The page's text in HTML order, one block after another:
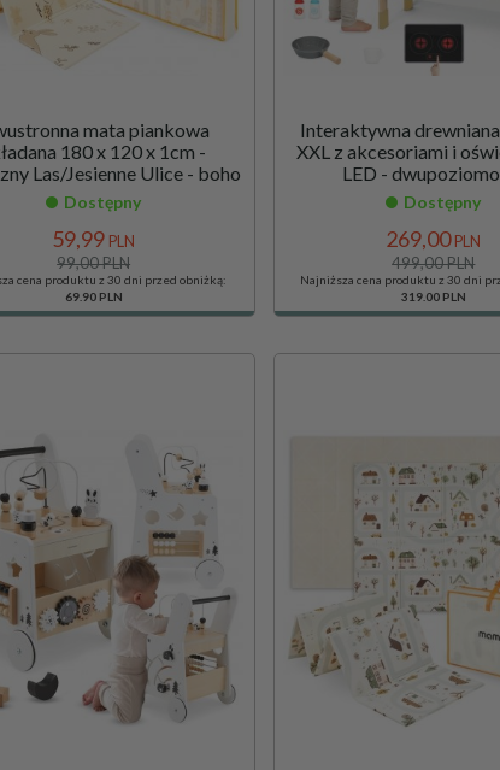
mata piankowa
180 x 120 x 1cm -
Las/Jesienne Ulice - boho
Dostępny
59,99 PLN
99,00 PLN
cena produktu z 30 dni przed obniżką:
69.90 PLN
Interaktywna
XXL z akcesoriami i
LED -
Dostępny
269,00 PLN
499,00 PLN
Najniższa cena produktu z 30 dni
319.00 PLN